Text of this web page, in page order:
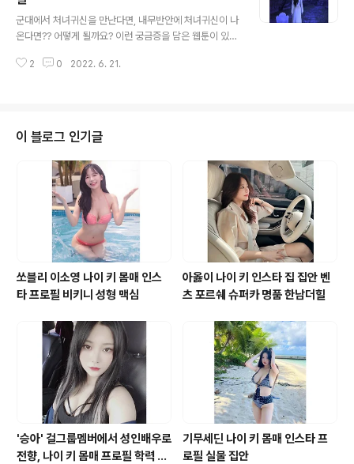
습니다. 최근 신재은은 자신의 인스타그램에 “너를 위한 이
벤트”라는 짧은 글과 함께 여러 장의 사진을 게재했습 fee
여신 머슬퀸 이관개방증 모델 겸 방송인으로 활동중인 머
군대에서 처녀귀신을 만난다면, 내무반안에 처녀귀신이 나
온다면?? 어떻게 될까요? 이런 궁금증을 담은 웹툰이 있습
요. 현실에선 그렇지 않을 수도 있다는 글이 올라왔습니다.
낌?? ㅋㅋㅋ.... 완벽 몸매와 미모로 SNS에 난리난 여성의
정체 최근 완벽한 몸매와 미모로 SNS를 뜨겁게 달군 한 여
성의 정체가 화제가 되었습니다. 바비인형을 닮은 빼어난
얼굴과 뛰어난 바디라인으로 보는 이들의 시선을 사로 잡
은 30대 여성의 정체는 과 feednews.co.kr 길가던 스..
2 0 2022. 6. 21.
이 블로그 인기글
쏘블리 이소영 나이 키 몸매 인스
타 프로필 비키니 성형 맥심
아옳이 나이 키 인스타 집 집안 벤
츠 포르쉐 슈퍼카 명품 한남더힐
'승아' 걸그룹멤버에서 성인배우로
전향, 나이 키 몸매 프로필 학력 바
기무세딘 나이 키 몸매 인스타 프
로필 실물 집안